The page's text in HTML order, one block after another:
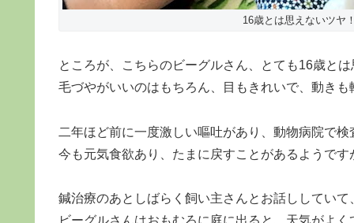
16歳とは思えないツヤ
ところが、こちらのビーグルさん、とても16歳と
毛づやがいいのはもちろん、目もきれいで、動きも
二年ほど前に一度激しい嘔吐があり、動物病院で
今も元気食欲あり、たまに戻すことがあるようで
鍼治療のあとしばらく飼い主さんとお話ししてい